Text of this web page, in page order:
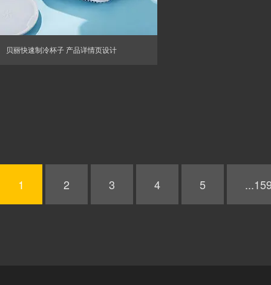
贝丽快速制冷杯子 产品详情页设计
1 2 3 4 5